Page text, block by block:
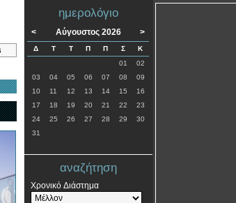
ημερολόγιο
< Αύγουστος 2026 >
Δ Τ Τ Π Π Σ
Κ
01
02
03
04 05 06 07 08
09
10
11 12 13 14 15
16
17
18 19 20 21 22
23
24
25 26 27 28 29
30
31
αναζήτηση
Χρονικό Διάστημα